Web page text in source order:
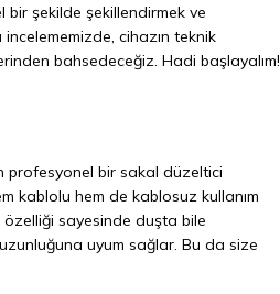
bir şekilde şekillendirmek ve
cihazın teknik
bahsedeceğiz. Hadi başlayalım!
profesyonel bir sakal düzeltici
kablolu hem de kablosuz kullanım
özelliği sayesinde duşta bile
uyum sağlar. Bu da size